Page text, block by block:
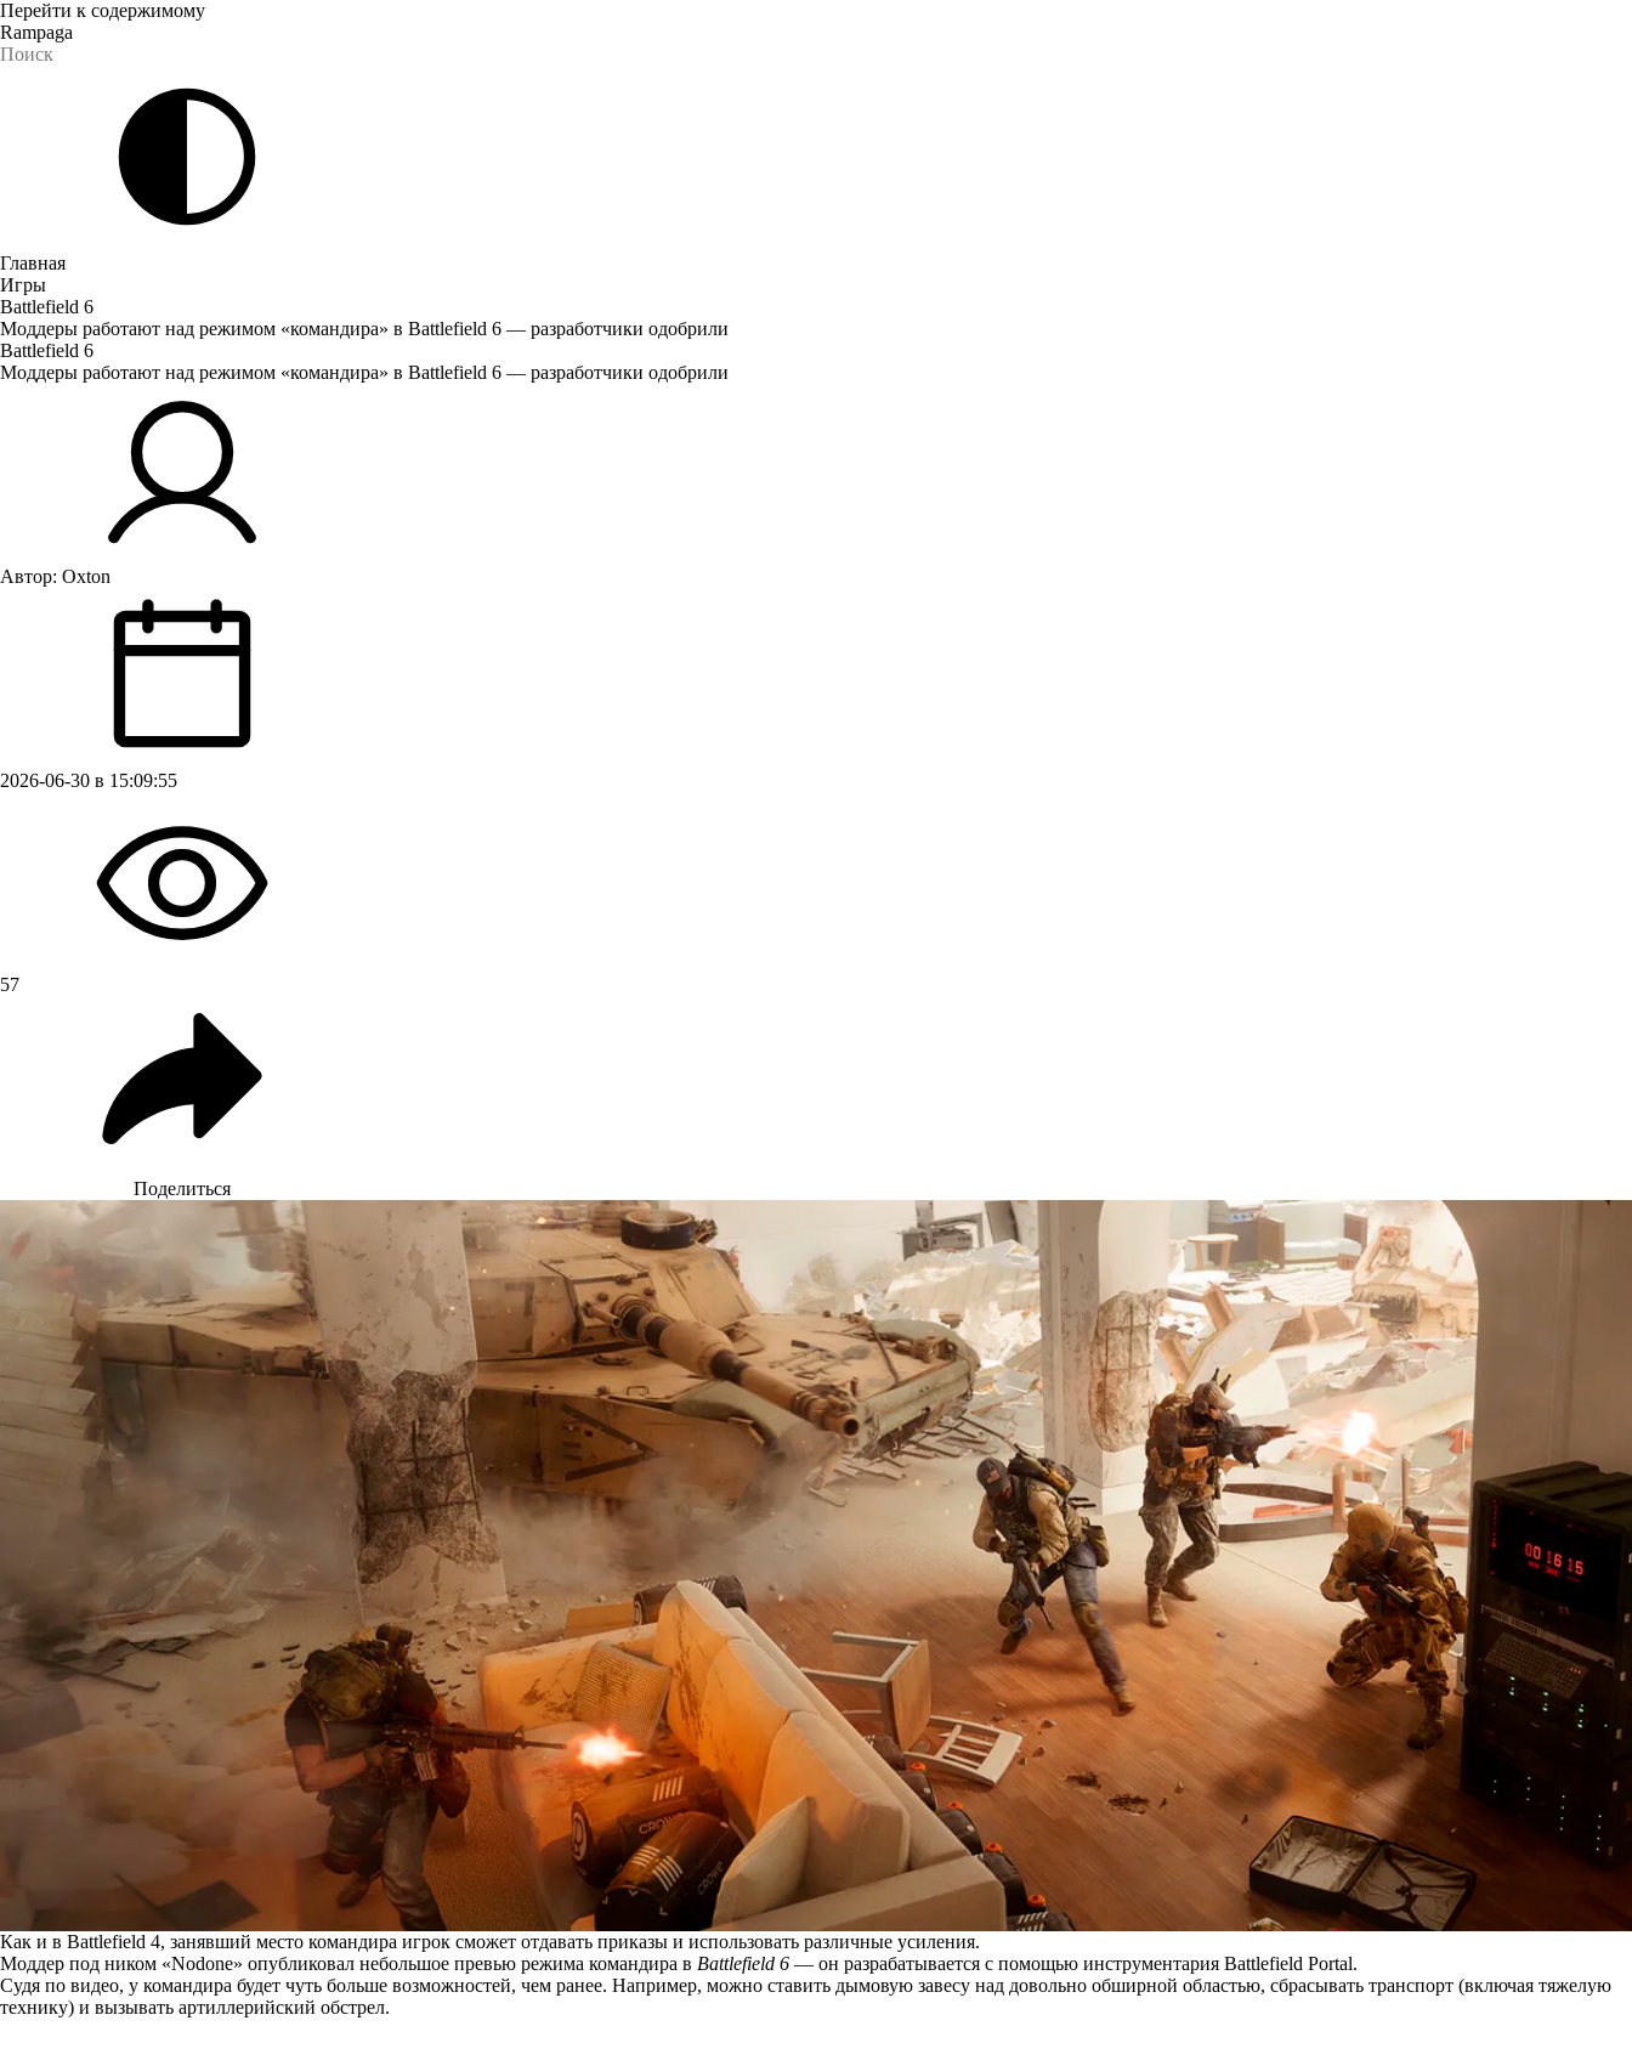
Перейти к содержимому
Rampaga
Главная
Игры
Battlefield 6
Моддеры работают над режимом «командира» в Battlefield 6 — разработчики одобрили
Battlefield 6
Моддеры работают над режимом «командира» в Battlefield 6 — разработчики одобрили
Автор: Oxton
2026-06-30 в 15:09:55
57
Поделиться
Как и в Battlefield 4, занявший место командира игрок сможет отдавать приказы и использовать различные усиления.
Моддер под ником «Nodone» опубликовал небольшое превью режима командира в Battlefield 6 — он разрабатывается с помощью инструментария Battlefield Portal.
Судя по видео, у командира будет чуть больше возможностей, чем ранее. Например, можно ставить дымовую завесу над довольно обширной областью, сбрасывать транспорт (включая тяжелую
технику) и вызывать артиллерийский обстрел.